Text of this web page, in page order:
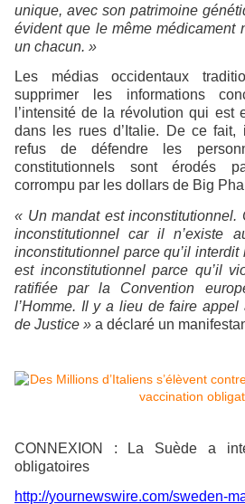
unique, avec son patrimoine
évident que le même médicament
un chacun. »
Les médias occidentaux
supprimer les informations
l’intensité de la révolution qui est
dans les rues d’Italie. De ce fait,
refus de défendre les
constitutionnels sont érodés
corrompu par les dollars de Big
« Un mandat est inconstitutionnel.
inconstitutionnel car il n’existe
inconstitutionnel parce qu’il interdit
est inconstitutionnel parce qu’il
ratifiée par la Convention
l’Homme. Il y a lieu de faire
de Justice » a déclaré un
CONNEXION : La Suède a
obligatoires
http://yournewswire.com/sweden-